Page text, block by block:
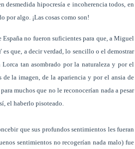
desmedida hipocresía e incoherencia todos, en
por algo. ¡Las cosas como son!
no fueron suficientes para que, a Miguel
que, a decir verdad, lo sencillo o el demostrar
tan asombrado por la naturaleza y por el
de la imagen, de la apariencia y por el ansia de
muchos que no le reconocerían nada a pesar
el haberlo pisoteado.
que sus profundos sentimientos les fueran
sentimientos no recogerían nada malo) fue